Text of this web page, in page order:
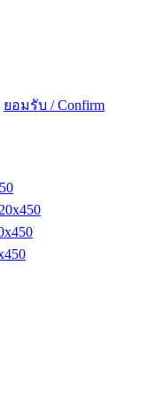
ยอมรับ / Confirm